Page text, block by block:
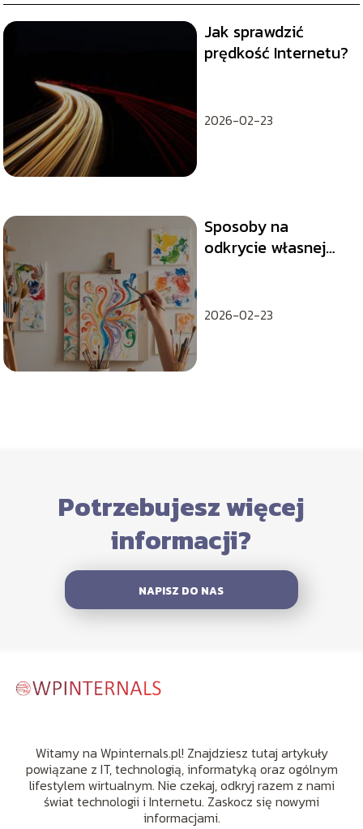
Jak sprawdzić
prędkość Internetu?
2026-02-23
Sposoby na
odkrycie własnej
2026-02-23
Potrzebujesz więcej
informacji?
NAPISZ DO NAS
Witamy na Wpinternals.pl! Znajdziesz tutaj artykuły
powiązane z IT, technologią, informatyką oraz ogólnym
lifestylem wirtualnym. Nie czekaj, odkryj razem z nami
świat technologii i Internetu. Zaskocz się nowymi
informacjami.